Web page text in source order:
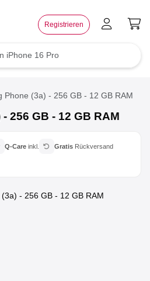
×
Registrieren
Phone (3a) - 256 GB - 12 GB RAM
256 GB - 12 GB RAM
Q-Careinkl. GratisRückversand